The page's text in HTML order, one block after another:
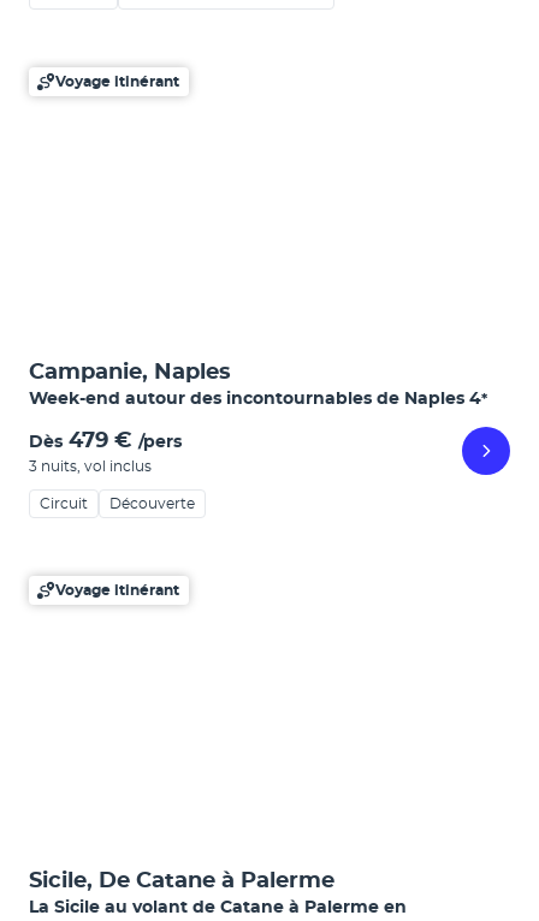
Voyage itinérant
Campanie, Naples
Week-end autour des incontournables de Naples 4*
Dès 479 € /pers
3 nuits vol inclus
Circuit Découverte
Voyage itinérant
Sicile, De Catane à Palerme
La Sicile au volant de Catane à Palerme en